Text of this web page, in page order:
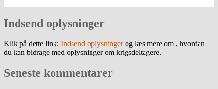
Indsend oplysninger
Klik på dette link: Indsend oplysningerog læs mere om , hvordan
du kan bidrage med oplysninger om krigsdeltagere.
Seneste kommentarer